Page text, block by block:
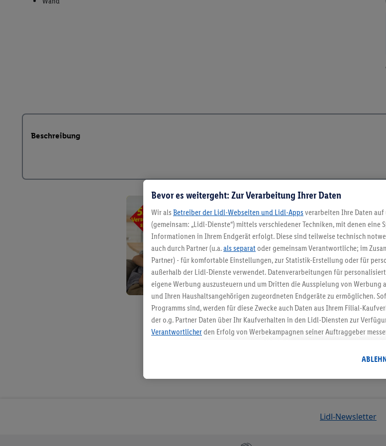
Beschreibung
5.95 €
Jetzt zum
Lidl-Newsletter
Bevor es weitergeht: Zur Verarbeitung Ihrer Daten
Wir als Betreiber der Lidl-Webseiten und Lidl-Apps verarbeiten Ihre Daten
(gemeinsam: „Lidl-Dienste“) mittels verschiedener Techniken, mit denen
Informationen in Ihrem Endgerät erfolgt. Diese sind teilweise technisch
auch durch Partner (u.a.als separat oder gemeinsam Verantwortliche; im
Partner) - für komfortable Einstellungen, zur Statistik-Erstellung oder für
außerhalb der Lidl-Dienste verwendet. Datenverarbeitungen für
eigene Werbung auszusteuern und um Dritten die Ausspielung von
und Ihren Haushaltsangehörigen zugeordneten Endgeräte zu ermöglichen.
Programms sind, werden für diese Zwecke auch Daten aus Ihrem Filial-
der o.g. Partner Daten über Ihr Kaufverhalten in den Lidl-Diensten zur
Verantwortlicherden Erfolg von Werbekampagnen seiner Auftraggeber
angereicherten Profilen. Dies umfasst die Zusammenführung von Daten
Kaufverhalten in den Lidl-Diensten, Informationen aus Ihrem Kundenkonto -
genauen Standortdaten) auch über verschiedene Endgeräte und Lidl-Dienste
Erfolgsmessung der Werbung, zur Zielgruppenforschung, zur Entwicklung